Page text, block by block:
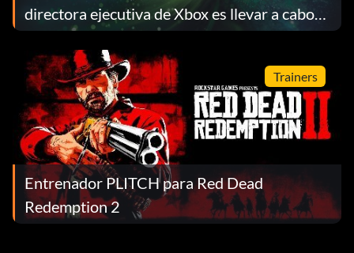
directora ejecutiva de Xbox es llevar a cabo
despidos en julio y un replanteamiento
completo del negocio
Trainers
Entrenador PLITCH para Red Dead
Redemption 2